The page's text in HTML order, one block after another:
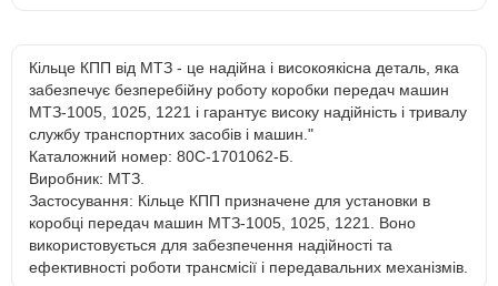
Кільце КПП від МТЗ - це надійна і високоякісна деталь, яка
забезпечує безперебійну роботу коробки передач машин
МТЗ-1005, 1025, 1221 і гарантує високу надійність і тривалу
службу транспортних засобів і машин."
Каталожний номер: 80С-1701062-Б.
Виробник: МТЗ.
Застосування: Кільце КПП призначене для установки в
коробці передач машин МТЗ-1005, 1025, 1221. Воно
використовується для забезпечення надійності та
ефективності роботи трансмісії і передавальних механізмів.